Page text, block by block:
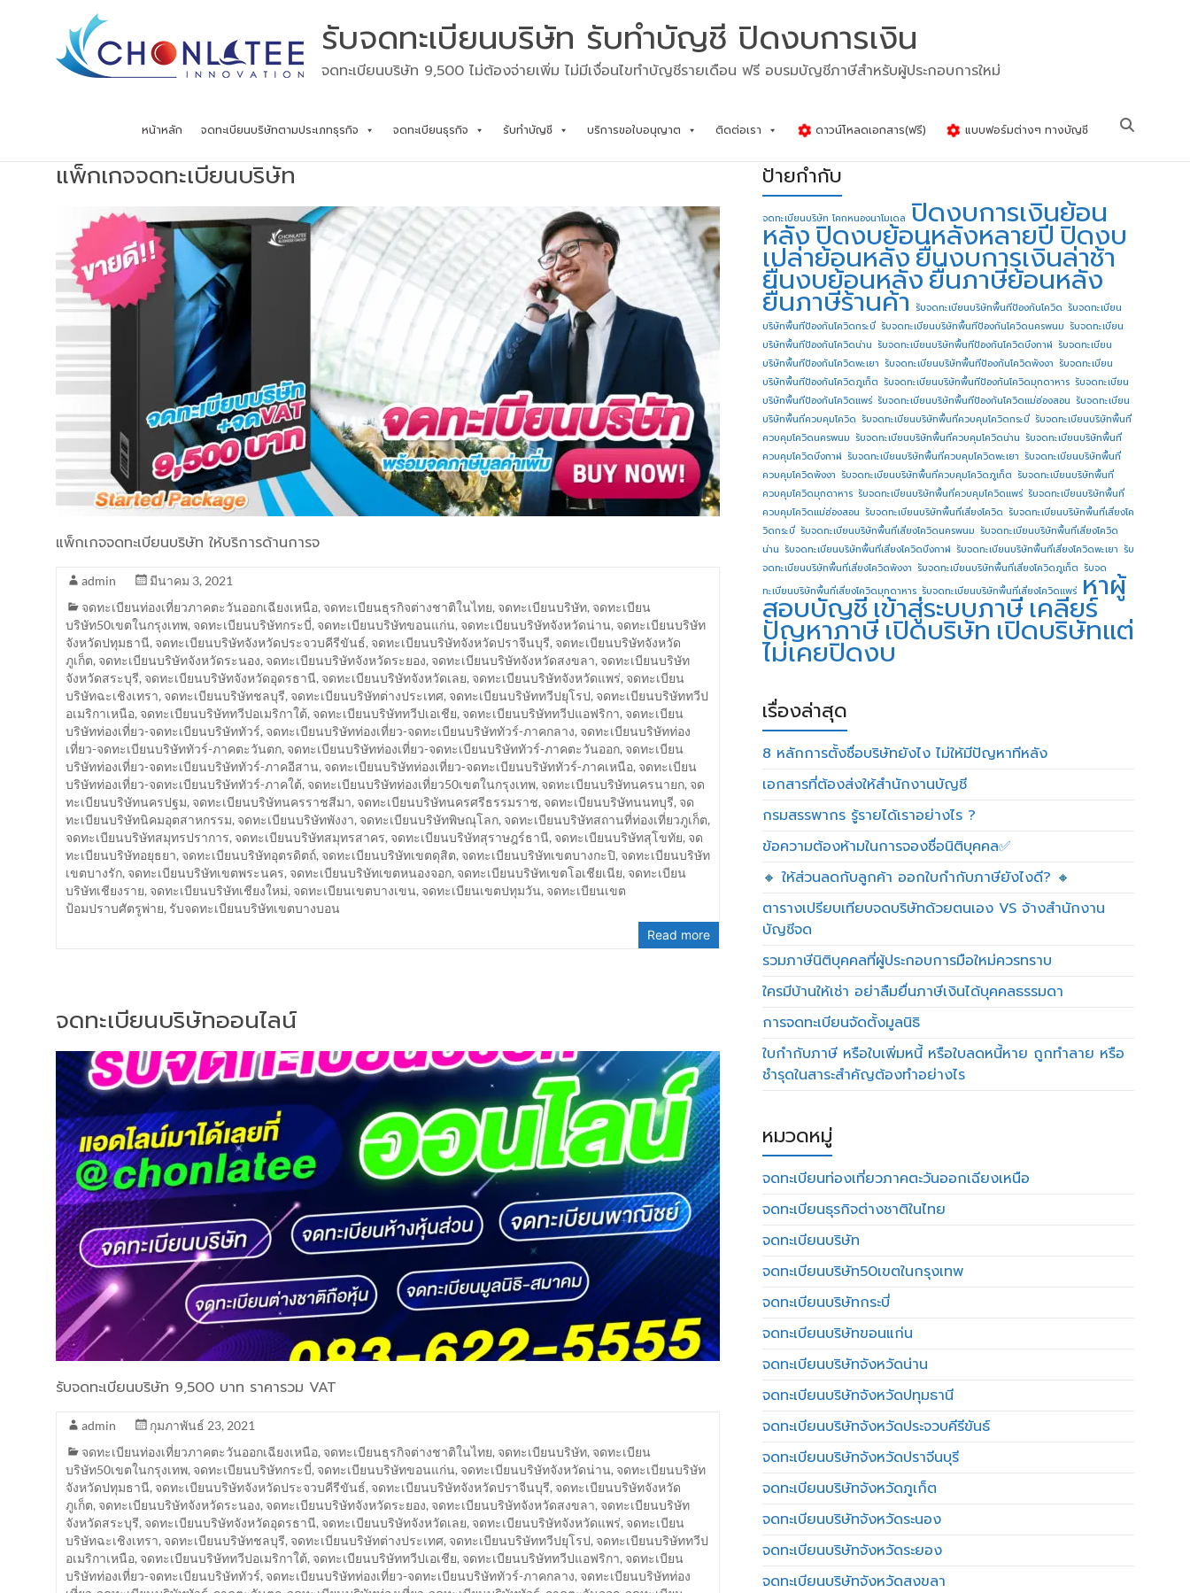
รับจดทะเบียนบริษัท รับทำบัญชี ปิดงบการเงิน
จดทะเบียนบริษัท 9,500 ไม่ต้องจ่ายเพิ่ม ไม่มีเงื่อนไขทำบัญชีรายเดือน ฟรี อบรมบัญชีภาษีสำหรับผู้ประกอบการใหม่
หน้าหลัก จดทะเบียนบริษัทตามประเภทธุรกิจ จดทะเบียนธุรกิจ รับทำบัญชี บริการขอใบอนุญาต ติดต่อเรา ดาวน์โหลดเอกสาร(ฟรี) แบบฟอร์มต่างๆ ทางบัญชี
แพ็กเกจจดทะเบียนบริษัท
แพ็กเกจจดทะเบียนบริษัท ให้บริการด้านการจ
admin
มีนาคม 3, 2021
จดทะเบียนท่องเที่ยวภาคตะวันออกเฉียงเหนือ, จดทะเบียนธุรกิจต่างชาติในไทย, จดทะเบียนบริษัท, จดทะเบียน
บริษัท50เขตในกรุงเทพ, จดทะเบียนบริษัทกระบี่, จดทะเบียนบริษัทขอนแก่น, จดทะเบียนบริษัทจังหวัดน่าน, จดทะเบียนบริษัท
จังหวัดปทุมธานี, จดทะเบียนบริษัทจังหวัดประจวบคีรีขันธ์, จดทะเบียนบริษัทจังหวัดปราจีนบุรี, จดทะเบียนบริษัทจังหวัด
ภูเก็ต, จดทะเบียนบริษัทจังหวัดระนอง, จดทะเบียนบริษัทจังหวัดระยอง, จดทะเบียนบริษัทจังหวัดสงขลา, จดทะเบียนบริษัท
จังหวัดสระบุรี, จดทะเบียนบริษัทจังหวัดอุดรธานี, จดทะเบียนบริษัทจังหวัดเลย, จดทะเบียนบริษัทจังหวัดแพร่, จดทะเบียน
บริษัทฉะเชิงเทรา, จดทะเบียนบริษัทชลบุรี, จดทะเบียนบริษัทต่างประเทศ, จดทะเบียนบริษัททวีปยุโรป, จดทะเบียนบริษัททวีป
อเมริกาเหนือ, จดทะเบียนบริษัททวีปอเมริกาใต้, จดทะเบียนบริษัททวีปเอเชีย, จดทะเบียนบริษัททวีปแอฟริกา, จดทะเบียน
บริษัทท่องเที่ยว-จดทะเบียนบริษัททัวร์, จดทะเบียนบริษัทท่องเที่ยว-จดทะเบียนบริษัททัวร์-ภาคกลาง, จดทะเบียนบริษัทท่อง
เที่ยว-จดทะเบียนบริษัททัวร์-ภาคตะวันตก, จดทะเบียนบริษัทท่องเที่ยว-จดทะเบียนบริษัททัวร์-ภาคตะวันออก, จดทะเบียน
บริษัทท่องเที่ยว-จดทะเบียนบริษัททัวร์-ภาคอีสาน, จดทะเบียนบริษัทท่องเที่ยว-จดทะเบียนบริษัททัวร์-ภาคเหนือ, จดทะเบียน
บริษัทท่องเที่ยว-จดทะเบียนบริษัททัวร์-ภาคใต้, จดทะเบียนบริษัทท่องเที่ยว50เขตในกรุงเทพ, จดทะเบียนบริษัทนครนายก, จด
ทะเบียนบริษัทนครปฐม, จดทะเบียนบริษัทนครราชสีมา, จดทะเบียนบริษัทนครศรีธรรมราช, จดทะเบียนบริษัทนนทบุรี, จด
ทะเบียนบริษัทนิคมอุตสาหกรรม, จดทะเบียนบริษัทพังงา, จดทะเบียนบริษัทพิษณุโลก, จดทะเบียนบริษัทสถานที่ท่องเที่ยวภูเก็ต,
จดทะเบียนบริษัทสมุทรปราการ, จดทะเบียนบริษัทสมุทรสาคร, จดทะเบียนบริษัทสุราษฎร์ธานี, จดทะเบียนบริษัทสุโขทัย, จด
ทะเบียนบริษัทอยุธยา, จดทะเบียนบริษัทอุตรดิตถ์, จดทะเบียนบริษัทเขตดุสิต, จดทะเบียนบริษัทเขตบางกะปิ, จดทะเบียนบริษัท
เขตบางรัก, จดทะเบียนบริษัทเขตพระนคร, จดทะเบียนบริษัทเขตหนองจอก, จดทะเบียนบริษัทเขตโอเชียเนีย, จดทะเบียน
บริษัทเชียงราย, จดทะเบียนบริษัทเชียงใหม่, จดทะเบียนเขตบางเขน, จดทะเบียนเขตปทุมวัน, จดทะเบียนเขต
ป้อมปราบศัตรูพ่าย, รับจดทะเบียนบริษัทเขตบางบอน
Read more
จดทะเบียนบริษัทออนไลน์
รับจดทะเบียนบริษัท 9,500 บาท ราคารวม VAT
admin
กุมภาพันธ์ 23, 2021
จดทะเบียนท่องเที่ยวภาคตะวันออกเฉียงเหนือ, จดทะเบียนธุรกิจต่างชาติในไทย, จดทะเบียนบริษัท, จดทะเบียน
บริษัท50เขตในกรุงเทพ, จดทะเบียนบริษัทกระบี่, จดทะเบียนบริษัทขอนแก่น, จดทะเบียนบริษัทจังหวัดน่าน, จดทะเบียนบริษัท
จังหวัดปทุมธานี, จดทะเบียนบริษัทจังหวัดประจวบคีรีขันธ์, จดทะเบียนบริษัทจังหวัดปราจีนบุรี, จดทะเบียนบริษัทจังหวัด
ภูเก็ต, จดทะเบียนบริษัทจังหวัดระนอง, จดทะเบียนบริษัทจังหวัดระยอง, จดทะเบียนบริษัทจังหวัดสงขลา, จดทะเบียนบริษัท
จังหวัดสระบุรี, จดทะเบียนบริษัทจังหวัดอุดรธานี, จดทะเบียนบริษัทจังหวัดเลย, จดทะเบียนบริษัทจังหวัดแพร่, จดทะเบียน
บริษัทฉะเชิงเทรา, จดทะเบียนบริษัทชลบุรี, จดทะเบียนบริษัทต่างประเทศ, จดทะเบียนบริษัททวีปยุโรป, จดทะเบียนบริษัททวีป
อเมริกาเหนือ, จดทะเบียนบริษัททวีปอเมริกาใต้, จดทะเบียนบริษัททวีปเอเชีย, จดทะเบียนบริษัททวีปแอฟริกา, จดทะเบียน
บริษัทท่องเที่ยว-จดทะเบียนบริษัททัวร์, จดทะเบียนบริษัทท่องเที่ยว-จดทะเบียนบริษัททัวร์-ภาคกลาง, จดทะเบียนบริษัทท่อง
ป้ายกำกับ
จดทะเบียนบริษัท โคกหนองนาโมเดล ปิดงบการเงินย้อน
หลังปิดงบย้อนหลังหลายปี ปิดงบ
เปล่าย้อนหลังยื่นงบการเงินล่าช้า
ยื่นงบย้อนหลังยื่นภาษีย้อนหลัง
ยื่นภาษีร้านค้า รับจดทะเบียนบริษัทพื้นทีป้องกันโควิด รับจดทะเบียน
บริษัทพื้นทีป้องกันโควิดกระบี่ รับจดทะเบียนบริษัทพื้นทีป้องกันโควิดนครพนม รับจดทะเบียน
บริษัทพื้นทีป้องกันโควิดน่าน รับจดทะเบียนบริษัทพื้นทีป้องกันโควิดบึงกาฬ รับจดทะเบียน
บริษัทพื้นทีป้องกันโควิดพะเยา รับจดทะเบียนบริษัทพื้นทีป้องกันโควิดพังงา รับจดทะเบียน
บริษัทพื้นทีป้องกันโควิดภูเก็ต รับจดทะเบียนบริษัทพื้นทีป้องกันโควิดมุกดาหาร รับจดทะเบียน
บริษัทพื้นทีป้องกันโควิดแพร่ รับจดทะเบียนบริษัทพื้นทีป้องกันโควิดแม่ฮ่องสอน รับจดทะเบียน
บริษัทพื้นที่ควบคุมโควิด รับจดทะเบียนบริษัทพื้นที่ควบคุมโควิดกระบี่ รับจดทะเบียนบริษัทพื้นที่
ควบคุมโควิดนครพนม รับจดทะเบียนบริษัทพื้นที่ควบคุมโควิดน่าน รับจดทะเบียนบริษัทพื้นที่
ควบคุมโควิดบึงกาฬ รับจดทะเบียนบริษัทพื้นที่ควบคุมโควิดพะเยา รับจดทะเบียนบริษัทพื้นที่
ควบคุมโควิดพังงา รับจดทะเบียนบริษัทพื้นที่ควบคุมโควิดภูเก็ต รับจดทะเบียนบริษัทพื้นที่
ควบคุมโควิดมุกดาหาร รับจดทะเบียนบริษัทพื้นที่ควบคุมโควิดแพร่ รับจดทะเบียนบริษัทพื้นที่
ควบคุมโควิดแม่ฮ่องสอน รับจดทะเบียนบริษัทพื้นที่เสี่ยงโควิด รับจดทะเบียนบริษัทพื้นที่เสี่ยงโค
วิดกระบี่ รับจดทะเบียนบริษัทพื้นที่เสี่ยงโควิดนครพนม รับจดทะเบียนบริษัทพื้นที่เสี่ยงโควิด
น่าน รับจดทะเบียนบริษัทพื้นที่เสี่ยงโควิดบึงกาฬ รับจดทะเบียนบริษัทพื้นที่เสี่ยงโควิดพะเยา รับ
จดทะเบียนบริษัทพื้นที่เสี่ยงโควิดพังงา รับจดทะเบียนบริษัทพื้นที่เสี่ยงโควิดภูเก็ต รับจด
ทะเบียนบริษัทพื้นที่เสี่ยงโควิดมุกดาหาร รับจดทะเบียนบริษัทพื้นที่เสี่ยงโควิดแพร่ หาผู้
สอบบัญชี เข้าสู่ระบบภาษี เคลียร์
ปัญหาภาษีเปิดบริษัทเปิดบริษัทแต่
ไม่เคยปิดงบ
เรื่องล่าสุด
8 หลักการตั้งชื่อบริษัทยังไง ไม่ให้มีปัญหาทีหลัง
เอกสารที่ต้องส่งให้สำนักงานบัญชี
กรมสรรพากร รู้รายได้เราอย่างไร ?
ข้อความต้องห้ามในการจองชื่อนิติบุคคล✅
🔸 ให้ส่วนลดกับลูกค้า ออกใบกำกับภาษียังไงดี? 🔸
ตารางเปรียบเทียบจดบริษัทด้วยตนเอง VS จ้างสำนักงาน
บัญชีจด
รวมภาษีนิติบุคคลที่ผู้ประกอบการมือใหม่ควรทราบ
ใครมีบ้านให้เช่า อย่าลืมยื่นภาษีเงินได้บุคคลธรรมดา
การจดทะเบียนจัดตั้งมูลนิธิ
ใบกำกับภาษี หรือใบเพิ่มหนี้ หรือใบลดหนี้หาย ถูกทำลาย หรือ
ชำรุดในสาระสำคัญต้องทำอย่างไร
หมวดหมู่
จดทะเบียนท่องเที่ยวภาคตะวันออกเฉียงเหนือ
จดทะเบียนธุรกิจต่างชาติในไทย
จดทะเบียนบริษัท
จดทะเบียนบริษัท50เขตในกรุงเทพ
จดทะเบียนบริษัทกระบี่
จดทะเบียนบริษัทขอนแก่น
จดทะเบียนบริษัทจังหวัดน่าน
จดทะเบียนบริษัทจังหวัดปทุมธานี
จดทะเบียนบริษัทจังหวัดประจวบคีรีขันธ์
จดทะเบียนบริษัทจังหวัดปราจีนบุรี
จดทะเบียนบริษัทจังหวัดภูเก็ต
จดทะเบียนบริษัทจังหวัดระนอง
จดทะเบียนบริษัทจังหวัดระยอง
จดทะเบียนบริษัทจังหวัดสงขลา